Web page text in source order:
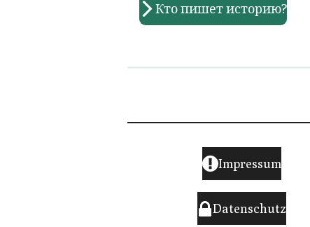
Кто пишет историю?
Impressum
Datenschutz